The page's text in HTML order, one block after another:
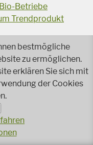
Betriebe
Trendprodukt
und Green
bestmögliche
zu ermöglichen.
erklären Sie sich mit
der Cookies